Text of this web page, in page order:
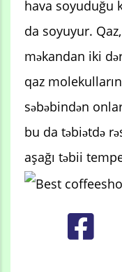
hava soyuduğu
da soyuyur.
məkandan iki
qaz
səbəbindən
bu da təbiətdə
aşağı təbii